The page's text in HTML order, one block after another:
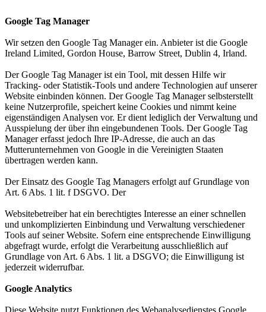
Google Tag Manager
Wir setzen den Google Tag Manager ein. Anbieter ist die Google
Ireland Limited, Gordon House, Barrow Street, Dublin 4, Irland.
Der Google Tag Manager ist ein Tool, mit dessen Hilfe wir
Tracking- oder Statistik-Tools und andere Technologien auf unserer
Website einbinden können. Der Google Tag Manager selbsterstellt
keine Nutzerprofile, speichert keine Cookies und nimmt keine
eigenständigen Analysen vor. Er dient lediglich der Verwaltung und
Ausspielung der über ihn eingebundenen Tools. Der Google Tag
Manager erfasst jedoch Ihre IP-Adresse, die auch an das
Mutterunternehmen von Google in die Vereinigten Staaten
übertragen werden kann.
Der Einsatz des Google Tag Managers erfolgt auf Grundlage von
Art. 6 Abs. 1 lit. f DSGVO. Der
Websitebetreiber hat ein berechtigtes Interesse an einer schnellen
und unkomplizierten Einbindung und Verwaltung verschiedener
Tools auf seiner Website. Sofern eine entsprechende Einwilligung
abgefragt wurde, erfolgt die Verarbeitung ausschließlich auf
Grundlage von Art. 6 Abs. 1 lit. a DSGVO; die Einwilligung ist
jederzeit widerrufbar.
Google Analytics